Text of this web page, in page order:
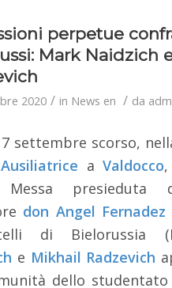
perpetue
Mark Naidzich
2020 / in News en / da
settembre scorso,
aValdocco
Messa presieduta
don Angel
di Bielorussia
e Mikhail Radzevich
dello